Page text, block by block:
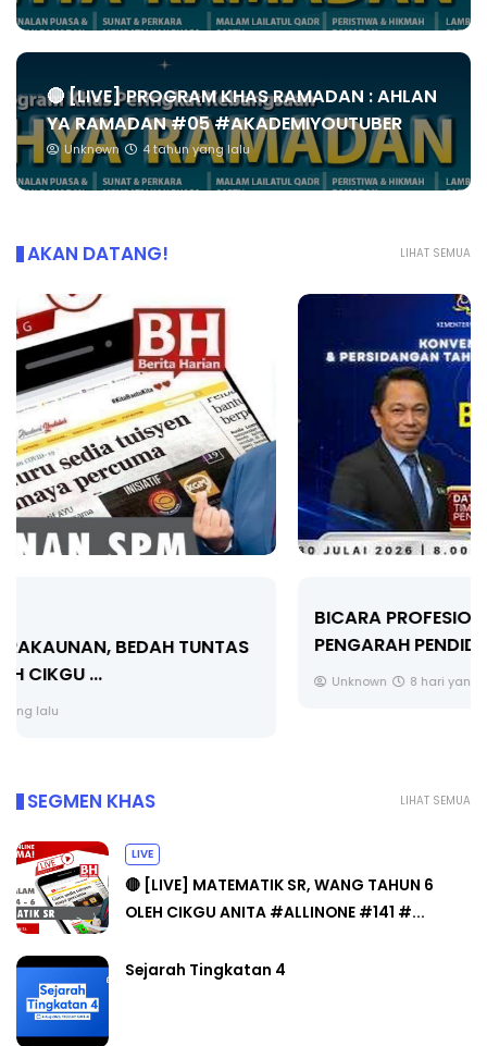
🔴 [LIVE] PROGRAM KHAS RAMADAN : AHLAN
YA RAMADAN #05 #AKADEMIYOUTUBER
Unknown 4 tahun yang lalu
LIHAT SEMUA
AKAN DATANG!
BICARA PROFESIONAL 8 : TIMBALAN KETUA
PENGARAH PENDIDIKAN MALAYSIA
Unknown
LIHAT SEMUA
SEGMEN KHAS
LIVE
🔴 [LIVE] MATEMATIK SR, WANG TAHUN 6
OLEH CIKGU ANITA #ALLINONE #141 #...
Sejarah Tingkatan 4